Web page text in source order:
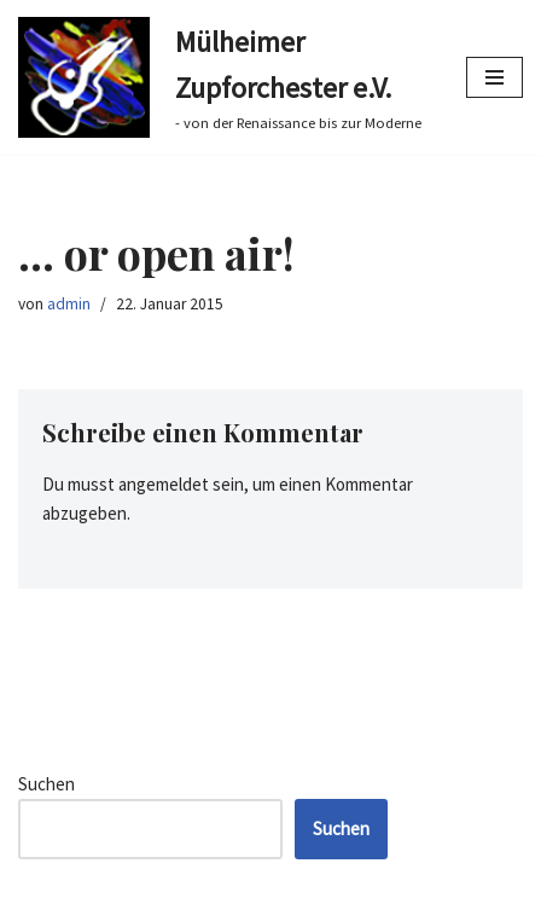
Zum
Inhalt
springen
Mülheimer
Zupforchester e.V.
- von der Renaissance bis zur Moderne
… or open air!
von admin 22. Januar 2015
Schreibe einen Kommentar
Du musst angemeldet sein, um einen Kommentar
abzugeben.
Suchen
Suchen